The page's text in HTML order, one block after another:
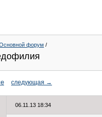
форум /
следующая →
06.11.13 18:34